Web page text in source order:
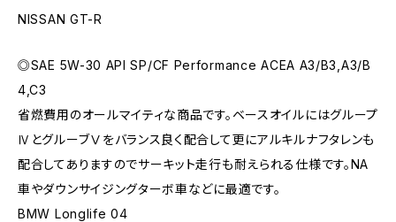
NISSAN GT-R
◎SAE 5W-30 API SP/CF Performance ACEA A3/B3,A3/B
4,C3
省燃費用のオールマイティな商品です。ベースオイルにはグループ
ⅣとグルーブⅤをバランス良く配合して更にアルキルナフタレンも
配合してありますのでサーキット走行も耐えられる仕様です。NA
車やダウンサイジングターボ車などに最適です。
BMW Longlife 04